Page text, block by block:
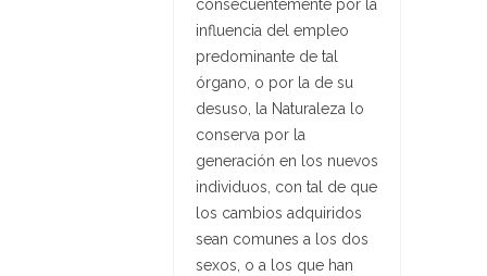
consecuentemente por la
influencia del empleo
predominante de tal
órgano, o por la de su
desuso, la Naturaleza lo
conserva por la
generación en los nuevos
individuos, con tal de que
los cambios adquiridos
sean comunes a los dos
sexos, o a los que han